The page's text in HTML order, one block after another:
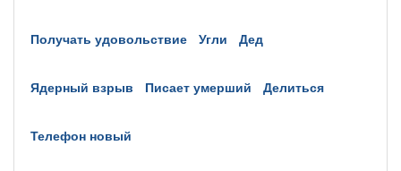
получать удовольствие угли дед
ядерный взрыв писает умерший делиться
телефон новый